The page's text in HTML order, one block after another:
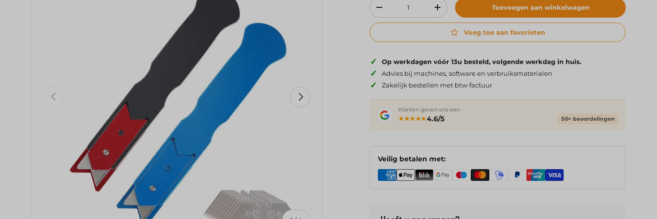
Vorige Volgende
Aantal
Verlaag de hoeveelheidVerhoog de hoeveelheidToevoegen aan winkelwagen
Voeg toe aan favorieten
✓ Op werkdagen vóór 13u besteld, volgende werkdag in huis.
✓ Advies bij machines, software en verbruiksmaterialen
✓ Zakelijk bestellen met btw-factuur
Klanten geven ons een
★★★★★4.6/5 50+ beoordelingen
Veilig betalen met: